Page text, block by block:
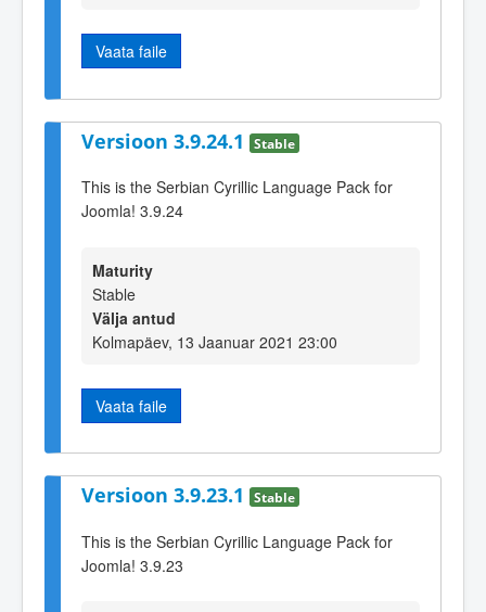
Vaata faile
Versioon 3.9.24.1 Stable
This is the Serbian Cyrillic Language Pack for
Joomla! 3.9.24
Maturity
Stable
Välja antud
Kolmapäev, 13 Jaanuar 2021 23:00
Vaata faile
Versioon 3.9.23.1 Stable
This is the Serbian Cyrillic Language Pack for
Joomla! 3.9.23